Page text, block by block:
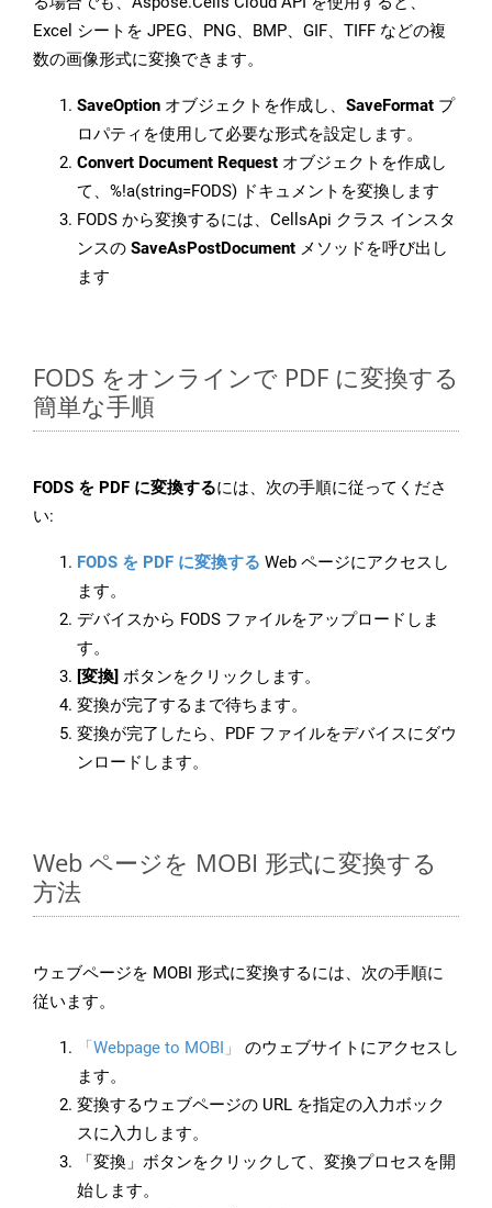
Excel シートを JPEG、PNG、BMP、GIF、TIFF などの複
数の画像形式に変換できます。
SaveOption オブジェクトを作成し、 SaveFormat プ
ロパティを使用して必要な形式を設定します。
Convert Document Request オブジェクトを作成し
て、%!a(string=FODS) ドキュメントを変換します
FODS から変換するには、CellsApi クラス インスタ
ンスの SaveAsPostDocument メソッドを呼び出し
ます
FODS をオンラインで PDF に変換する
簡単な手順
FODS を PDF に変換するには、次の手順に従ってくださ
い:
FODS を PDF に変換する Web ページにアクセスし
ます。
デバイスから FODS ファイルをアップロードしま
す。
[変換] ボタンをクリックします。
変換が完了するまで待ちます。
変換が完了したら、PDF ファイルをデバイスにダウ
ンロードします。
Web ページを MOBI 形式に変換する
方法
ウェブページを MOBI 形式に変換するには、次の手順に
従います。
「Webpage to MOBI」
のウェブサイトにアクセスし
ます。
変換するウェブページの URL を指定の入力ボック
スに入力します。
「変換」ボタンをクリックして、変換プロセスを開
始します。